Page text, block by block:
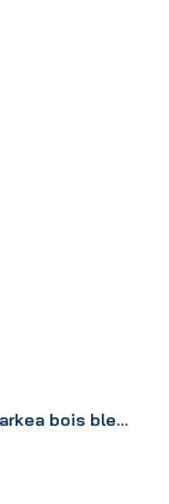
Corbeille tri sélectif extérieur sur pied arkea bois bleu/Jaune 2x60L